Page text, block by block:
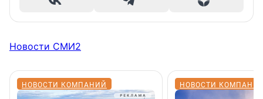
Новости СМИ2
НОВОСТИ КОМПАНИЙ НОВОСТИ